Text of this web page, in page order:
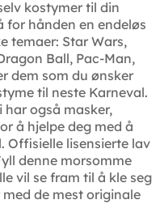
kostymer til din
for hånden en endeløs
temaer: Star Wars,
Ball, Pac-Man,
dem som du ønsker
til neste Karneval.
også masker,
å hjelpe deg med å
Offisielle lisensierte lav
denne morsomme
vil se fram til å kle seg
de mest originale